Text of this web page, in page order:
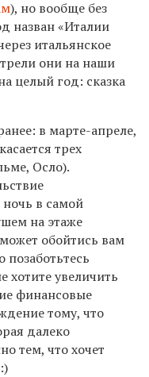
), но вообще без
назван «Италии
итальянское
они на наши
целый год: сказка
в марте-апреле,
трех
Осло).
в самой
на этаже
обойтись вам
хотите увеличить
финансовые
тому, что
далеко
тем, что хочет